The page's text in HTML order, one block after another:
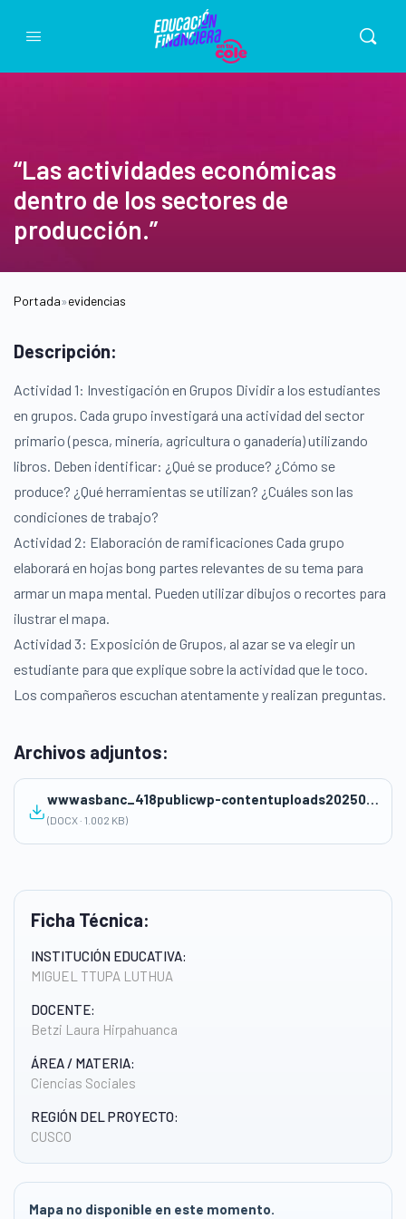
“Las actividades económicas
dentro de los sectores de
producción.”
Portada»evidencias
Ficha Técnica:
INSTITUCIÓN EDUCATIVA:
MIGUEL TTUPA LUTHUA
DOCENTE:
Betzi Laura Hirpahuanca
ÁREA / MATERIA:
Ciencias Sociales
REGIÓN DEL PROYECTO:
CUSCO
Mapa no disponible en este momento.
Descripción:
Actividad 1: Investigación en Grupos Dividir a los estudiantes
en grupos. Cada grupo investigará una actividad del sector
primario (pesca, minería, agricultura o ganadería) utilizando
libros. Deben identificar: ¿Qué se produce? ¿Cómo se
produce? ¿Qué herramientas se utilizan? ¿Cuáles son las
condiciones de trabajo?
Actividad 2: Elaboración de ramificaciones Cada grupo
elaborará en hojas bong partes relevantes de su tema para
armar un mapa mental. Pueden utilizar dibujos o recortes para
ilustrar el mapa.
Actividad 3: Exposición de Grupos, al azar se va elegir un
estudiante para que explique sobre la actividad que le toco.
Los compañeros escuchan atentamente y realizan preguntas.
Archivos adjuntos:
wwwasbanc_418publicwp-contentuploads202503Sesion-de-aprendizaje-2.docx
(DOCX · 1.002 KB)